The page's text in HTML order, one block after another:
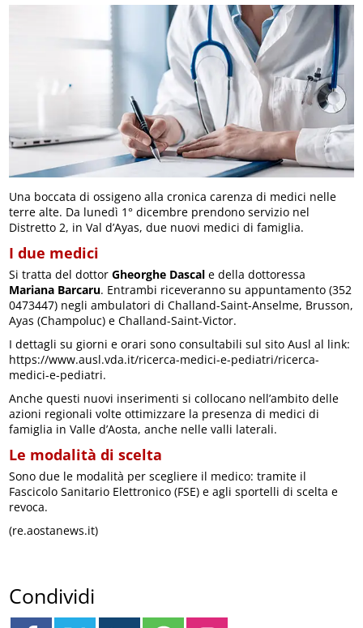
Una boccata di ossigeno alla cronica carenza di medici nelle
terre alte. Da lunedì 1° dicembre prendono servizio nel
Distretto 2, in Val d’Ayas, due nuovi medici di famiglia.
I due medici
Si tratta del dottorGheorghe Dascal e della dottoressa
Mariana Barcaru. Entrambi riceveranno su appuntamento (352
0473447) negli ambulatori di Challand-Saint-Anselme, Brusson,
Ayas (Champoluc) e Challand-Saint-Victor.
I dettagli su giorni e orari sono consultabili sul sito Ausl al link:
https://www.ausl.vda.it/ricerca-medici-e-pediatri/ricerca-
medici-e-pediatri.
Anche questi nuovi inserimenti si collocano nell’ambito delle
azioni regionali volte ottimizzare la presenza di medici di
famiglia in Valle d’Aosta, anche nelle valli laterali.
Le modalità di scelta
Sono due le modalità per scegliere il medico: tramite il
Fascicolo Sanitario Elettronico (FSE) e agli sportelli di scelta e
revoca.
(re.aostanews.it)
Condividi